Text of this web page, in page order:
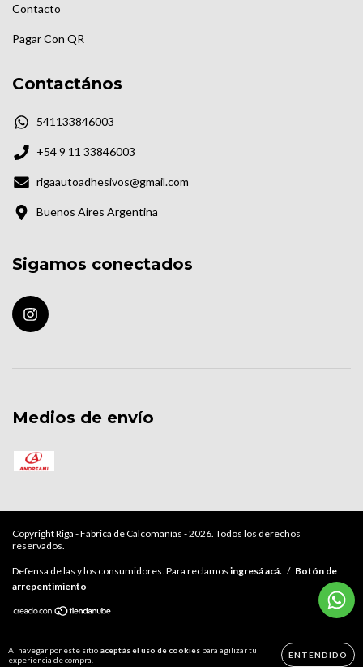
Al navegar por este sitio aceptás el uso de cookies para agilizar tu
experiencia de compra.
ENTENDIDO
Contacto
Pagar Con QR
Contactános
541133846003
+54 9 11 33846003
rigaautoadhesivos@gmail.com
Buenos Aires Argentina
Sigamos conectados
Medios de envío
Copyright Riga - Fabrica de Calcomanías - 2026. Todos los derechos
reservados.
Defensa de las y los consumidores. Para reclamos ingresá acá. / Botón de
arrepentimiento